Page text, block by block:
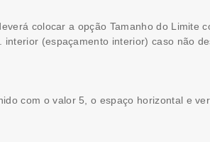
colocar a opção Tamanho do Limite
(espaçamento interior) caso não
com o valor 5, o espaço horizontal e